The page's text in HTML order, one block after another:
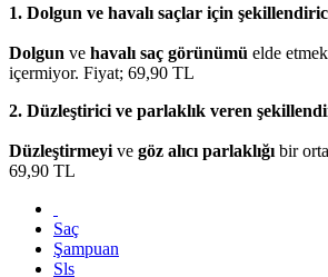
1. Dolgun ve havalı saçlar için
Dolgun ve havalı saç görünümü elde
içermiyor. Fiyat; 69,90 TL
2. Düzleştirici ve parlaklık veren
Düzleştirmeyi ve göz alıcı parlaklığı bir
69,90 TL
Saç
Şampuan
Sls